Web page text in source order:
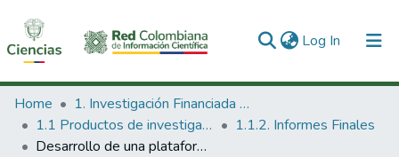
Log In (current)
Communities & Collections
All of DSpace
Home
1. Investigación Financiada con Recursos Públicos
1.1 Productos de investigación
1.1.2. Informes Finales
Desarrollo de una plataforma integrada de información para la gestión de la calidad del aire y emisiones contaminantes.